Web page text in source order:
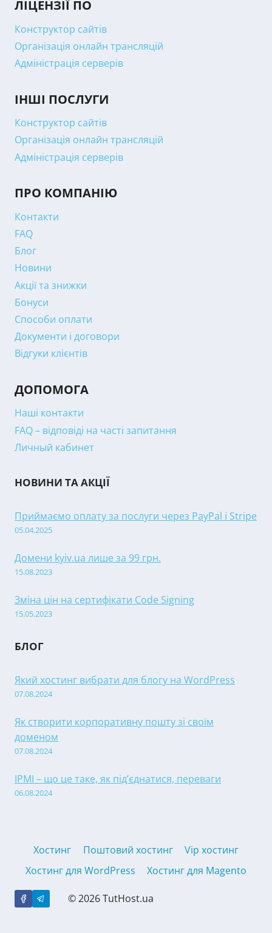
ЛІЦЕНЗІЇ ПО
Конструктор сайтів
Організація онлайн трансляцій
Адміністрація серверів
ІНШІ ПОСЛУГИ
Конструктор сайтів
Організація онлайн трансляцій
Адміністрація серверів
ПРО КОМПАНІЮ
Контакти
FAQ
Блог
Новини
Акції та знижки
Бонуси
Способи оплати
Документи і договори
Відгуки клієнтів
ДОПОМОГА
Наші контакти
FAQ – відповіді на часті запитання
Личный кабинет
НОВИНИ ТА АКЦІЇ
Приймаємо оплату за послуги через PayPal і Stripe
05.04.2025
Домени kyiv.ua лише за 99 грн.
15.08.2023
Зміна цін на сертифікати Code Signing
15.05.2023
БЛОГ
Який хостинг вибрати для блогу на WordPress
07.08.2024
Як створити корпоративну пошту зі своїм
доменом
07.08.2024
IPMI – що це таке, як під’єднатися, переваги
06.08.2024
Хостинг Поштовий хостинг
Vip хостинг
Хостинг для WordPress
Хостинг для Magento
© 2026 TutHost.ua